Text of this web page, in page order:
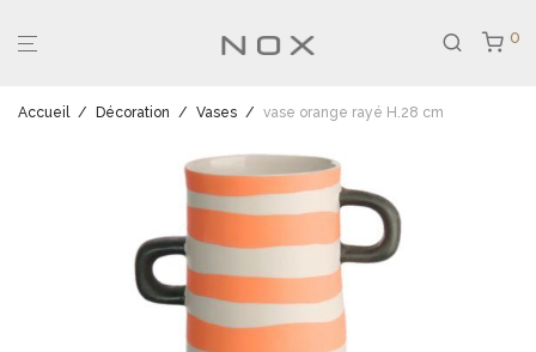
0
Accueil / Décoration / Vases / vase orange rayé H.28 cm